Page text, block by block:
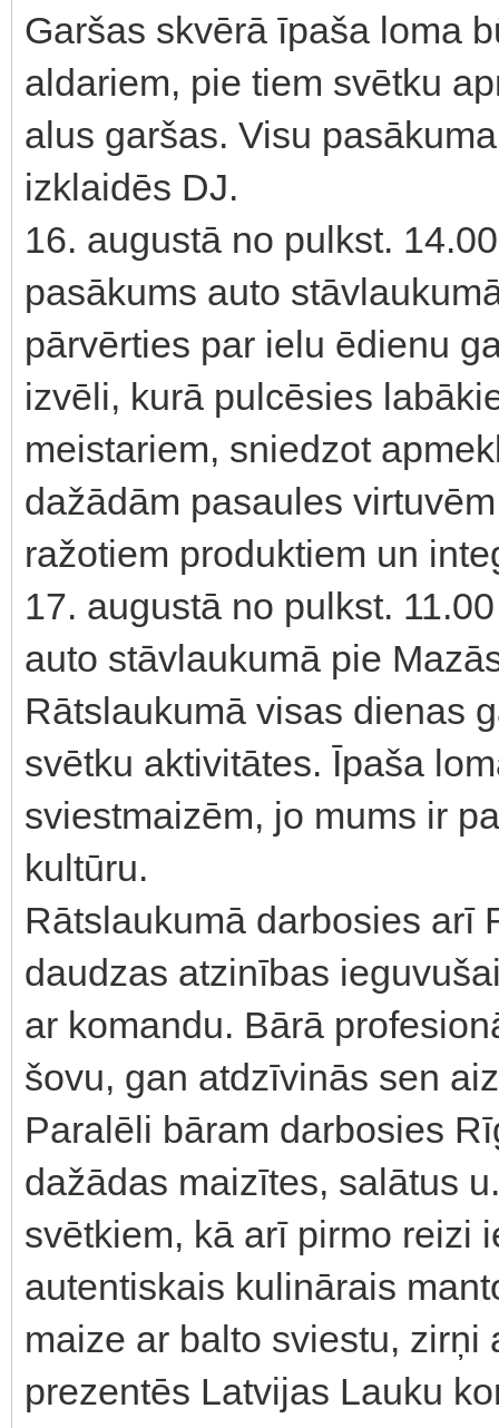
Garšas skvērā īpaša loma
aldariem, pie tiem svētku
alus garšas. Visu
izklaidēs DJ.
16. augustā no pulkst.
pasākums auto
pārvērties par ielu ēdienu
izvēli, kurā pulcēsies
meistariem, sniedzot
dažādām pasaules
ražotiem produktiem un
17. augustā no pulkst.
auto stāvlaukumā pie
Rātslaukumā visas dienas
svētku aktivitātes. Īpaša
sviestmaizēm, jo mums ir
kultūru.
Rātslaukumā darbosies arī
daudzas atzinības
ar komandu. Bārā
šovu, gan atdzīvinās sen
Paralēli bāram darbosies
dažādas maizītes, salātus
svētkiem, kā arī pirmo reizi
autentiskais kulinārais
maize ar balto sviestu,
prezentēs Latvijas Lauku